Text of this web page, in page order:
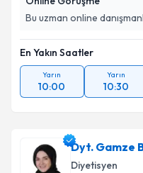
Bu uzman online
En Yakın Saatler
Yarın
10:00
Yarın
10:30
Dyt. Gamze
Diyetisyen